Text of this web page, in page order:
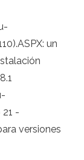
un
-
versiones